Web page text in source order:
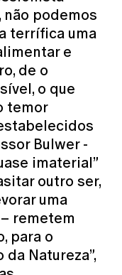
podemos
terrífica uma
e
de o
o que
temor
Bulwer -
imaterial”
outro ser,
uma
remetem
para o
Natureza”,